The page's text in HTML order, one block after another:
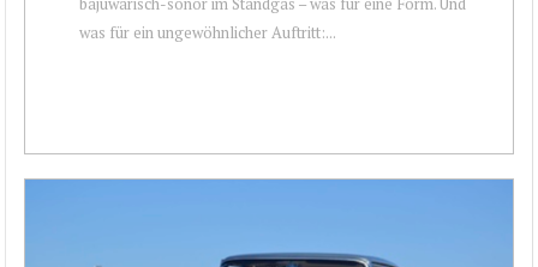
was für ein ungewöhnlicher Auftritt:...